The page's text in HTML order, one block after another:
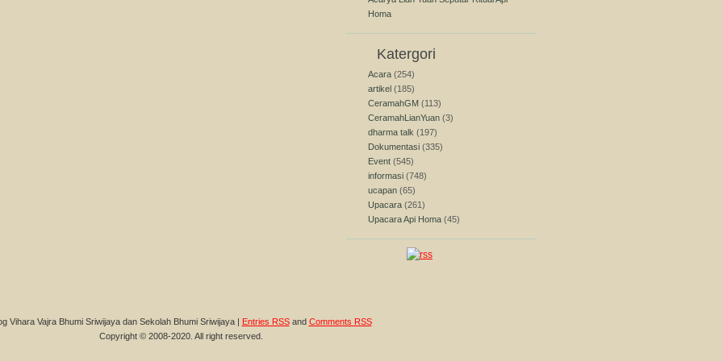
Homa
Katergori
Acara (254)
artikel (185)
CeramahGM (113)
CeramahLianYuan (3)
dharma talk (197)
Dokumentasi (335)
Event (545)
informasi (748)
ucapan (65)
Upacara (261)
Upacara Api Homa (45)
Vihara Vajra Bhumi Sriwijaya dan Sekolah Bhumi Sriwijaya | Entries RSSand Comments RSS
Copyright © 2008-2020. All right reserved.